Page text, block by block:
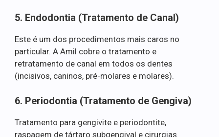
5. Endodontia (Tratamento de Canal)
Este é um dos procedimentos mais caros no
particular. A Amil cobre o tratamento e
retratamento de canal em todos os dentes
(incisivos, caninos, pré-molares e molares).
6. Periodontia (Tratamento de Gengiva)
Tratamento para gengivite e periodontite,
raspagem de tártaro subgengival e cirurgias